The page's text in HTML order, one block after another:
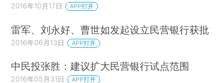
2016年10月17日 APP打开
雷军、刘永好、曹世如发起设立民营银行获批
2016年06月13日 APP打开
中民投张胜：建议扩大民营银行试点范围
2016年05月31日 APP打开